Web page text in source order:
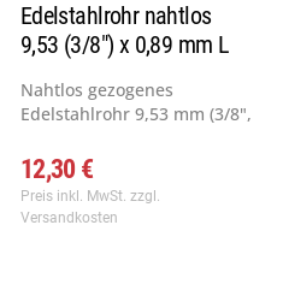
Edelstahlrohr nahtlos
9,53 (3/8") x 0,89 mm L
Nahtlos gezogenes
Edelstahlrohr 9,53 mm (3/8",
12,30 €
Preis inkl. MwSt. zzgl.
Versandkosten